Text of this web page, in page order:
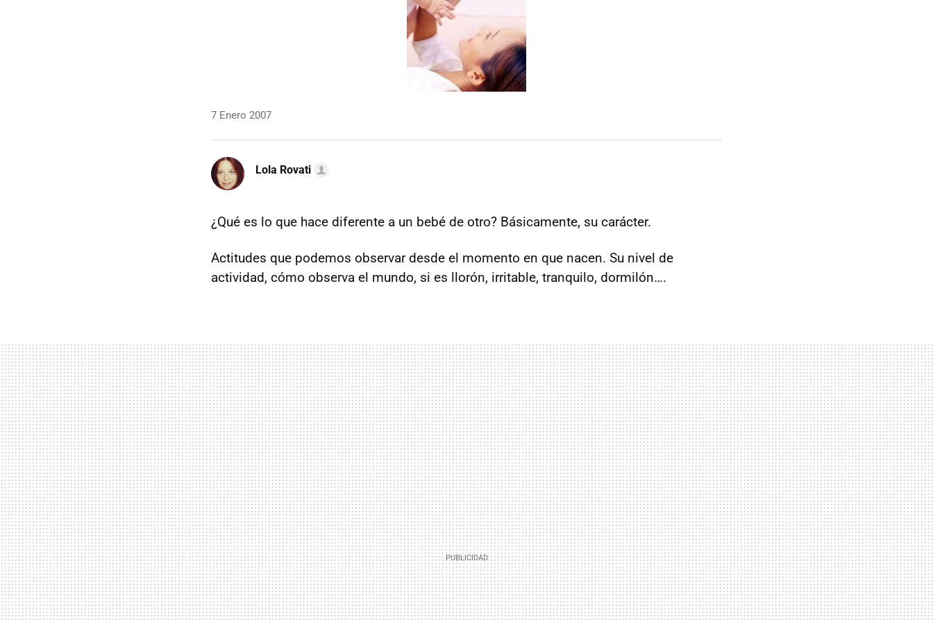
7 Enero 2007
Lola Rovati
¿Qué es lo que hace diferente a un bebé de otro? Básicamente, su carácter.
Actitudes que podemos observar desde el momento en que nacen. Su nivel de
actividad, cómo observa el mundo, si es llorón, irritable, tranquilo, dormilón….